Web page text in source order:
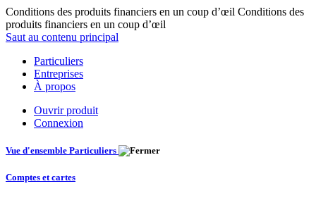
Conditions des produits financiers en un coup d’œil Conditions des
produits financiers en un coup d’œil
Saut au contenu principal
Particuliers
Entreprises
À propos
Ouvrir produit
Connexion
Vue d'ensemble Particuliers
Comptes et cartes